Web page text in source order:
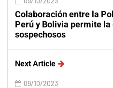
Colaboración entre la
Perú y Bolivia permite
sospechosos
Next Article
09/10/2023